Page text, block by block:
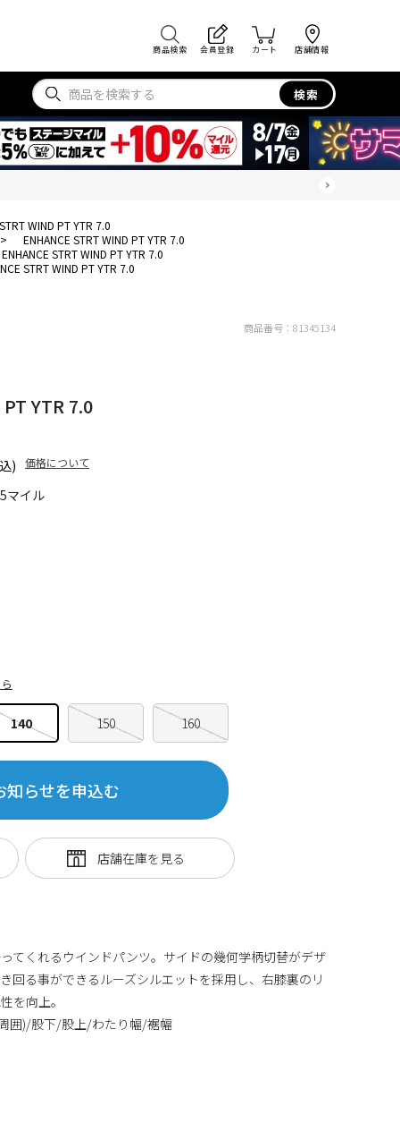
商品検索 会員登録 カート 店舗情報
検索
WIND PT YTR 7.0
>
ENHANCE STRT WIND PT YTR 7.0
ENHANCE STRT WIND PT YTR 7.0
STRT WIND PT YTR 7.0
マイル
YTR 7.0
) 価格について
140 150 160
知らせを申込む
商品番号： 81345134
てくれるウインドパンツ。サイドの幾何学柄切替がデザ
回る事ができるルーズシルエットを採用し、右膝裏のリ
を向上。
囲)/股下/股上/わたり幅/裾幅